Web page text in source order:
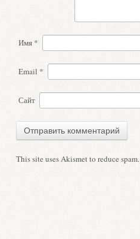
Имя *
Email *
Сайт
This site uses Akismet to reduce spam.